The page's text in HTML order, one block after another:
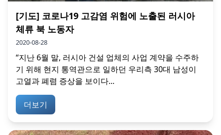
[기도] 코로나19 고감염 위험에 노출된 러시아
체류 북 노동자
2020-08-28
“지난 6월 말, 러시아 건설 업체의 사업 계약을 수주하
기 위해 현지 통역관으로 일하던 우리측 30대 남성이
고열과 폐렴 증상을 보이다...
더보기